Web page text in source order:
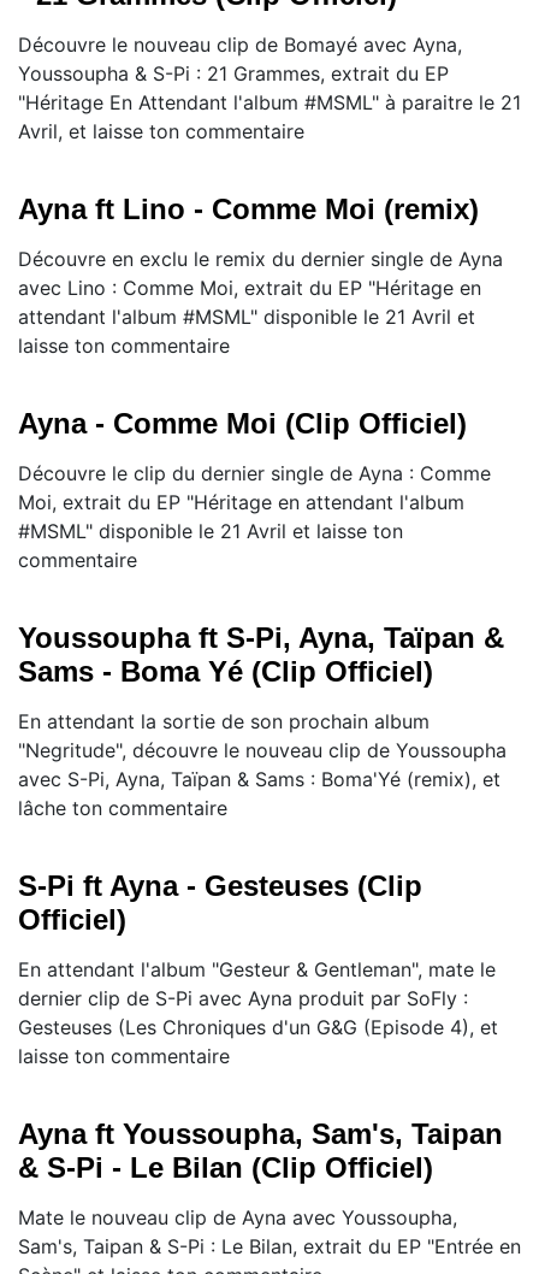
Découvre le nouveau clip de Bomayé avec Ayna,
Youssoupha & S-Pi : 21 Grammes, extrait du EP
"Héritage En Attendant l'album #MSML" à paraitre le 21
Avril, et laisse ton commentaire
Ayna ft Lino - Comme Moi (remix)
Découvre en exclu le remix du dernier single de Ayna
avec Lino : Comme Moi, extrait du EP "Héritage en
attendant l'album #MSML" disponible le 21 Avril et
laisse ton commentaire
Ayna - Comme Moi (Clip Officiel)
Découvre le clip du dernier single de Ayna : Comme
Moi, extrait du EP "Héritage en attendant l'album
#MSML" disponible le 21 Avril et laisse ton
commentaire
Youssoupha ft S-Pi, Ayna, Taïpan &
Sams - Boma Yé (Clip Officiel)
En attendant la sortie de son prochain album
"Negritude", découvre le nouveau clip de Youssoupha
avec S-Pi, Ayna, Taïpan & Sams : Boma'Yé (remix), et
lâche ton commentaire
S-Pi ft Ayna - Gesteuses (Clip
Officiel)
En attendant l'album "Gesteur & Gentleman", mate le
dernier clip de S-Pi avec Ayna produit par SoFly :
Gesteuses (Les Chroniques d'un G&G (Episode 4), et
laisse ton commentaire
Ayna ft Youssoupha, Sam's, Taipan
& S-Pi - Le Bilan (Clip Officiel)
Mate le nouveau clip de Ayna avec Youssoupha,
Sam's, Taipan & S-Pi : Le Bilan, extrait du EP "Entrée en